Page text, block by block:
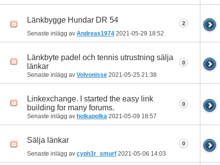
Länkbygge Hundar DR 54
Senaste inlägg av Andreas1974 2021-05-29 18:52
2
Länkbyte padel och tennis utrustning sälja
länkar
Senaste inlägg av Volvonisse 2021-05-25 21:38
0
Linkexchange. I started the easy link
building for many forums.
Senaste inlägg av holkapolka 2021-05-09 18:57
0
Sälja länkar
Senaste inlägg av cyph3r_smurf 2021-05-06 14:03
0